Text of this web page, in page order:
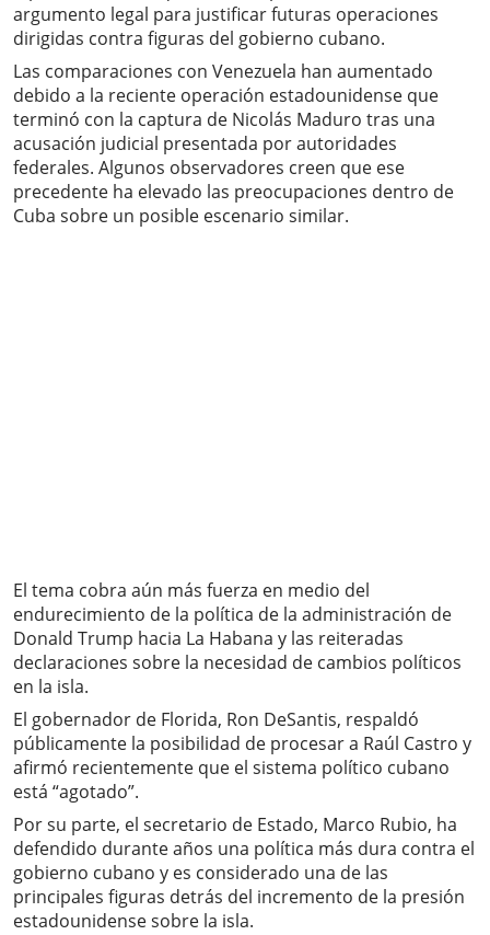
argumento legal para justificar futuras operaciones
dirigidas contra figuras del gobierno cubano.
Las comparaciones con Venezuela han aumentado
debido a la reciente operación estadounidense que
terminó con la captura de Nicolás Maduro tras una
acusación judicial presentada por autoridades
federales. Algunos observadores creen que ese
precedente ha elevado las preocupaciones dentro de
Cuba sobre un posible escenario similar.
El tema cobra aún más fuerza en medio del
endurecimiento de la política de la administración de
Donald Trump hacia La Habana y las reiteradas
declaraciones sobre la necesidad de cambios políticos
en la isla.
El gobernador de Florida, Ron DeSantis, respaldó
públicamente la posibilidad de procesar a Raúl Castro y
afirmó recientemente que el sistema político cubano
está “agotado”.
Por su parte, el secretario de Estado, Marco Rubio, ha
defendido durante años una política más dura contra el
gobierno cubano y es considerado una de las
principales figuras detrás del incremento de la presión
estadounidense sobre la isla.